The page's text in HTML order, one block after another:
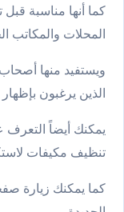
كما أنها مناسبة
المحلات والمكاتب
ويستفيد منها
الذين يرغبون
يمكنك أيضاً
تنظيف مكيفات
كما يمكنك زيارة